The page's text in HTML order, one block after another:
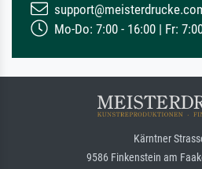
Mo-Do: 7:00 - 16:00 | Fr:
Kärntner
9586 Finkenstein am